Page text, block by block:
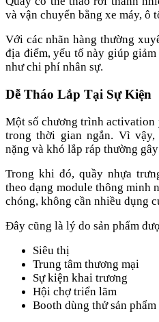
và vận chuyển bằng xe máy, ô
Với các nhãn hàng thường
địa điểm, yếu tố này giúp
như chi phí nhân sự.
Dễ Tháo Lắp Tại Sự Kiện
Một số chương trình activation
trong thời gian ngắn. Vì vậy,
nặng và khó lắp ráp thường
Trong khi đó, quầy nhựa
theo dạng module thông minh
chóng, không cần nhiều dụng
Đây cũng là lý do sản phẩm
Siêu thị
Trung tâm thương mại
Sự kiện khai trương
Hội chợ triển lãm
Booth dùng thử sản phẩm